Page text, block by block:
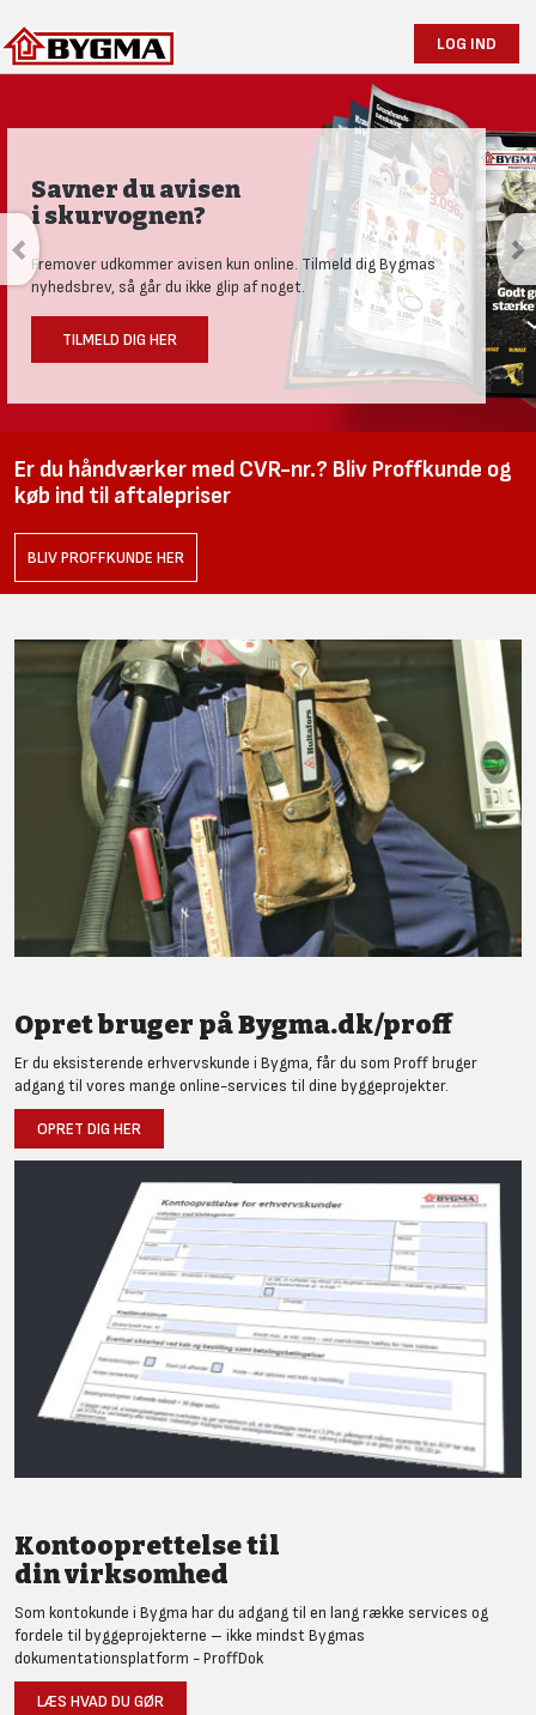
LOG IND
Savner du avisen
i skurvognen?
Fremover udkommer avisen kun online. Tilmeld dig Bygmas
nyhedsbrev, så går du ikke glip af noget.
TILMELD DIG HER
Er du håndværker med CVR-nr.? Bliv Proffkunde og
køb ind til aftalepriser
BLIV PROFFKUNDE HER
Opret bruger på Bygma.dk/proff
Er du eksisterende erhvervskunde i Bygma, får du som Proff bruger
adgang til vores mange online-services til dine byggeprojekter.
OPRET DIG HER
Kontooprettelse til
din virksomhed
Som kontokunde i Bygma har du adgang til en lang række services og
fordele til byggeprojekterne – ikke mindst Bygmas
dokumentationsplatform - ProffDok
LÆS HVAD DU GØR